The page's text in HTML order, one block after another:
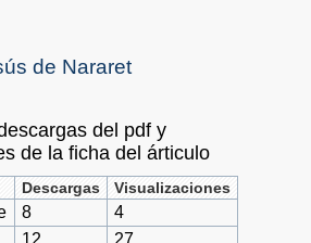
de Nararet
del pdf y
de la ficha del árticulo
Descargas Visualizaciones
8
4